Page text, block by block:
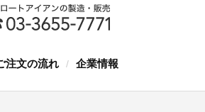
注文の流れ / 企業情報